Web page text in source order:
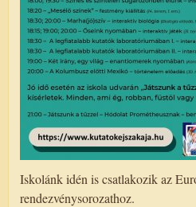
Iskolánk idén is csatlakozik az
rendezvénysorozathoz.